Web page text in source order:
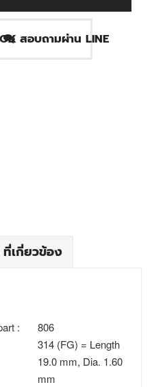
สอบถามผ่าน LINE
ที่เกี่ยวข้อง
: 806
314 (FG) = Length
19.0 mm, Dia. 1.60
mm